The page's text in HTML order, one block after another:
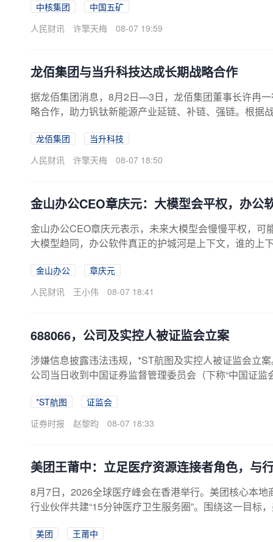
进重点矿产项目合作开发，深化在关键材料等领域合作
采矿及冶金领域超碳技术合作、数智化应用等领域拓展
中核集团
中国五矿
人民财讯
许擎天梅 08-07 19:59
龙佰集团与当升科技达成长期战略合作
据龙佰集团消息，8月2日—3日，龙佰集团董事长许冉
略合作，助力钒钛新能源产业延链、补链、强链。根据
域产业体系。
龙佰集团
当升科技
人民财讯
许擎天梅 08-07 18:50
金山办公CEO章庆元：大模型会平权，办公
金山办公CEO章庆元表示，未来大模型会慢慢平权，
大模型趋同，办公软件真正的护城河是上下文，谁的上
金山办公
章庆元
人民财讯
王小伟 08-07 18:41
688066，公司及实控人被证监会立案
涉嫌信息披露违法违规，*ST航图及实控人被证监会立
公司当日收到中国证券监督管理委员会（下称“中国证
法违规，根据《中华人民共和国证券法》《中华人民共
会决定对公司及实际控制人王宇翔立案。*ST航图表示
*ST航图
证监会
证券时报
赵黎昀 08-07 18:33
美团王莆中：立足医疗资源连接者角色，与
8月7日，2026全球医疗峰会在香港举行。美团核心本
行业伙伴共建“15分钟医疗卫生服务圈”。围绕这一目标
美团
王莆中